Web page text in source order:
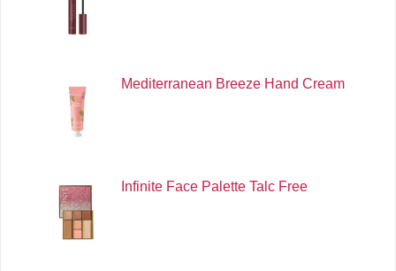
Mediterranean Breeze Hand Cream
Infinite Face Palette Talc Free